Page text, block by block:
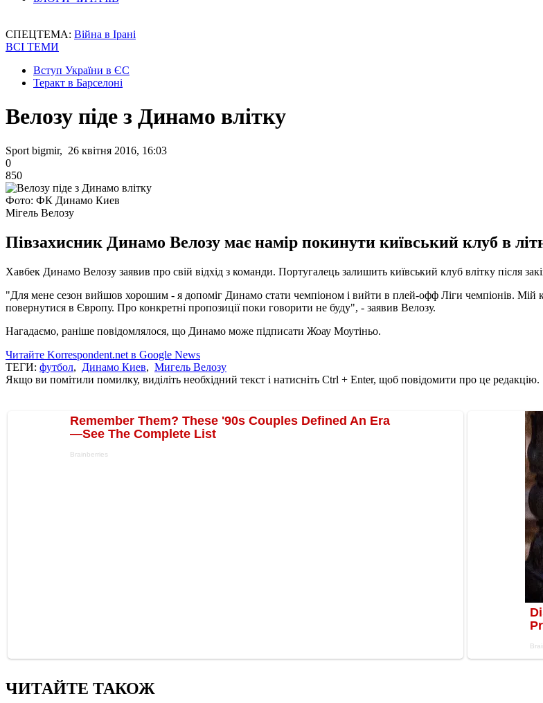
СПЕЦТЕМА: Війна в Ірані
ВСІ ТЕМИ
Вступ України в ЄС
Теракт в Барселоні
Велозу піде з Динамо влітку
Sport bigmir, 26 квітня 2016, 16:03
0
850
Фото: ФК Динамо Киев
Мігель Велозу
Півзахисник Динамо Велозу має намір покинути київський клуб в
Хавбек Динамо Велозу заявив про свій відхід з команди. Португалець залишить київський клуб влітку після
"Для мене сезон вийшов хорошим - я допоміг Динамо стати чемпіоном і вийти в плей-офф Ліги чемпіонів. Мій
повернутися в Європу. Про конкретні пропозиції поки говорити не буду", - заявив Велозу.
Нагадаємо, раніше повідомлялося, що Динамо може підписати Жоау Моутіньо.
Читайте Korrespondent.net в Google News
ТЕГИ: футбол, Динамо Киев, Мигель Велозу
Якщо ви помітили помилку, виділіть необхідний текст і натисніть Ctrl + Enter, щоб повідомити про це редакцію.
ЧИТАЙТЕ ТАКОЖ